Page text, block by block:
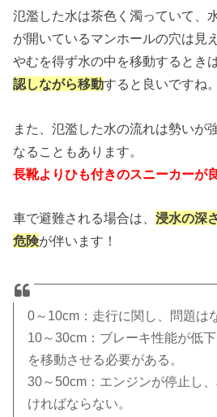
氾濫した水は茶色く濁っていて、
が開いているマンホールの穴は見
やむを得ず水の中を移動するとき
認しながら移動すると良いですね。
また、氾濫した水の流れは勢いが
なることもあります。
長靴よりひも付きのスニーカーが
車で避難される場合は、浸水の深
危険が伴います！
0～10cm：走行に関し、問題は
10～30cm：ブレーキ性能が低
を移動させる必要がある。
30～50cm：エンジンが停止し
ければならない。